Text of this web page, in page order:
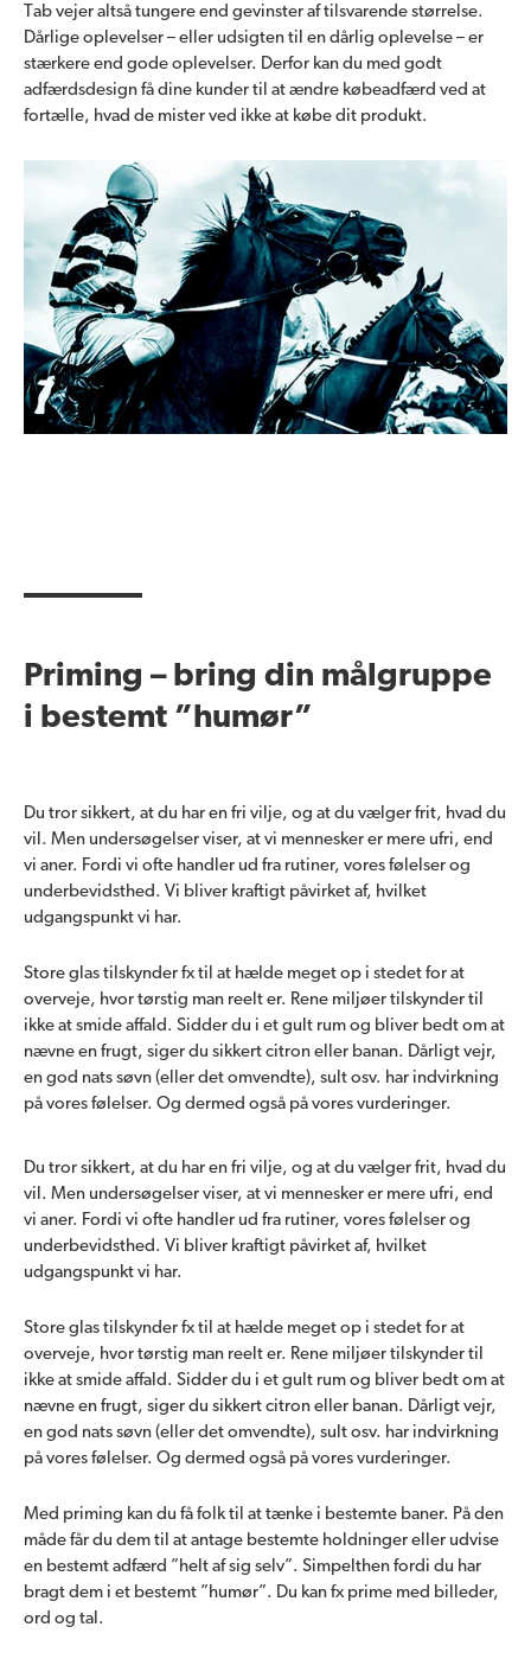
Tab vejer altså tungere end gevinster af tilsvarende størrelse.
Dårlige oplevelser – eller udsigten til en dårlig oplevelse – er
stærkere end gode oplevelser. Derfor kan du med godt
adfærdsdesign få dine kunder til at ændre købeadfærd ved at
fortælle, hvad de mister ved ikke at købe dit produkt.
Priming – bring din målgruppe
i bestemt ”humør”
Du tror sikkert, at du har en fri vilje, og at du vælger frit, hvad du
vil. Men undersøgelser viser, at vi mennesker er mere ufri, end
vi aner. Fordi vi ofte handler ud fra rutiner, vores følelser og
underbevidsthed. Vi bliver kraftigt påvirket af, hvilket
udgangspunkt vi har.
Store glas tilskynder fx til at hælde meget op i stedet for at
overveje, hvor tørstig man reelt er. Rene miljøer tilskynder til
ikke at smide affald. Sidder du i et gult rum og bliver bedt om at
nævne en frugt, siger du sikkert citron eller banan. Dårligt vejr,
en god nats søvn (eller det omvendte), sult osv. har indvirkning
på vores følelser. Og dermed også på vores vurderinger.
Du tror sikkert, at du har en fri vilje, og at du vælger frit, hvad du
vil. Men undersøgelser viser, at vi mennesker er mere ufri, end
vi aner. Fordi vi ofte handler ud fra rutiner, vores følelser og
underbevidsthed. Vi bliver kraftigt påvirket af, hvilket
udgangspunkt vi har.
Store glas tilskynder fx til at hælde meget op i stedet for at
overveje, hvor tørstig man reelt er. Rene miljøer tilskynder til
ikke at smide affald. Sidder du i et gult rum og bliver bedt om at
nævne en frugt, siger du sikkert citron eller banan. Dårligt vejr,
en god nats søvn (eller det omvendte), sult osv. har indvirkning
på vores følelser. Og dermed også på vores vurderinger.
Med priming kan du få folk til at tænke i bestemte baner. På den
måde får du dem til at antage bestemte holdninger eller udvise
en bestemt adfærd ”helt af sig selv”. Simpelthen fordi du har
bragt dem i et bestemt ”humør”. Du kan fx prime med billeder,
ord og tal.